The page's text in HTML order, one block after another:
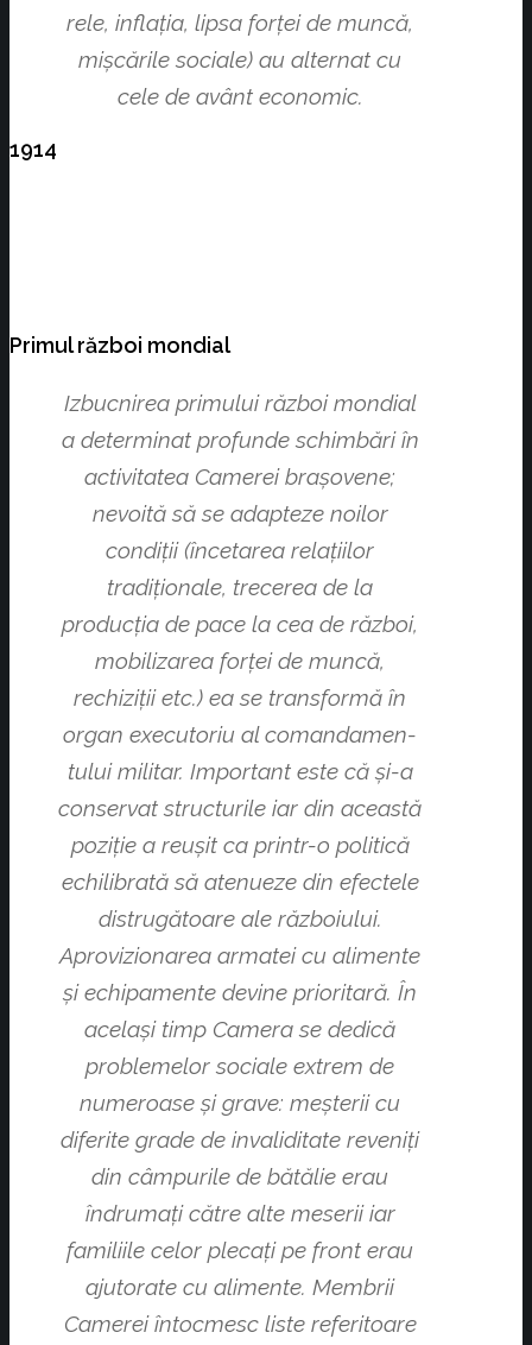
rele, inflaţia, lipsa forţei de muncă,
mişcările sociale) au alternat cu
cele de avânt economic.
1914
Primul război mondial
Izbucnirea primului război mondial
a determinat profunde schimbări în
activitatea Camerei braşovene;
nevoită să se adapteze noilor
condiţii (încetarea relaţiilor
tradiţionale, trecerea de la
producţia de pace la cea de război,
mobilizarea forţei de muncă,
rechiziţii etc.) ea se transformă în
organ executoriu al comandamen­
tului militar. Important este că şi-a
conservat structurile iar din această
poziţie a reuşit ca printr-o politică
echilibrată să atenueze din efectele
distrugătoare ale războiului.
Aprovizionarea armatei cu alimente
şi echipamente devine prioritară. În
acelaşi timp Camera se de­dică
problemelor sociale extrem de
numeroase şi grave: meşterii cu
diferite grade de invaliditate reveniţi
din câmpurile de bătălie erau
îndrumaţi către alte meserii iar
familiile celor plecaţi pe front erau
ajutorate cu ali­mente. Membrii
Camerei întocmesc liste referitoare